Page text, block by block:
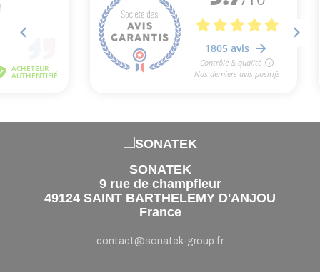
SONATEK
9 rue de champfleur
49124 SAINT BARTHELEMY D'ANJOU
France
contact@sonatek-group.fr